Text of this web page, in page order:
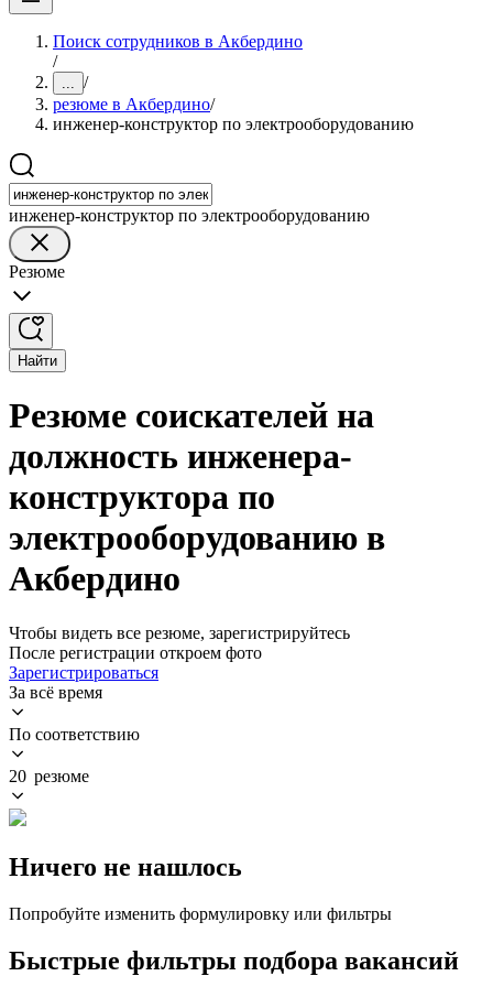
Поиск сотрудников в Акбердино
/
... /
резюме в Акбердино/
инженер-конструктор по электрооборудованию
инженер-конструктор по электрооборудованию
Резюме
Найти
Резюме соискателей на
должность инженера-
конструктора по
электрооборудованию в
Акбердино
Чтобы видеть все резюме, зарегистрируйтесь
После регистрации откроем фото
Зарегистрироваться
За всё время
По соответствию
20 резюме
Ничего не нашлось
Попробуйте изменить формулировку или фильтры
Быстрые фильтры подбора вакансий